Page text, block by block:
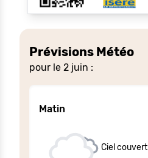
Prévisions Météo
pour le 2 juin :
Matin
Ciel couvert